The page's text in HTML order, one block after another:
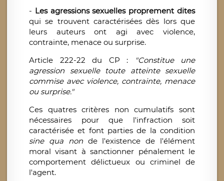
- Les agressions sexuelles proprement dites
qui se trouvent caractérisées dès lors que
leurs auteurs ont agi avec violence,
contrainte, menace ou surprise.
Article 222-22 du CP :
"Constitue une
agression sexuelle toute atteinte sexuelle
commise avec violence, contrainte, menace
ou surprise."
Ces quatres critères non cumulatifs sont
nécessaires pour que l'infraction soit
caractérisée et font parties de la condition
sine qua nonde l'existence de l'élément
moral visant à sanctionner pénalement le
comportement délictueux ou criminel de
l'agent.